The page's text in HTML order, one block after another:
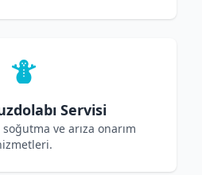
Servisi
ve arıza onarım